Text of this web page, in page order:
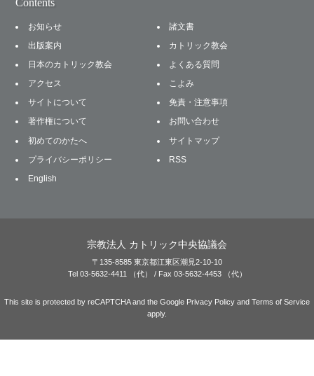
Contents
お知らせ
諸文書
出版案内
カトリック教会
日本のカトリック教会
よくある質問
アクセス
こよみ
サイトについて
免責・注意事項
著作権について
お問い合わせ
初めてのかたへ
サイトマップ
プライバシーポリシー
RSS
English
宗教法人 カトリック中央協議会
〒135-8585 東京都江東区潮見2-10-10
Tel 03-5632-4411 （代） / Fax 03-5632-4453 （代）
This site is protected by reCAPTCHA and the Google Privacy Policy and Terms of Service
apply.